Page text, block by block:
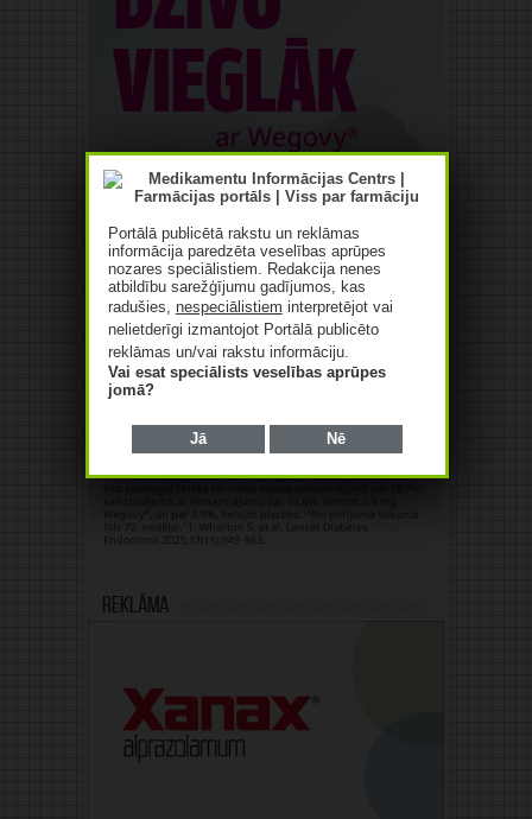
Reklāma
Portālā publicētā rakstu un reklāmas
informācija paredzēta veselības aprūpes
nozares speciālistiem. Redakcija nenes
atbildību sarežģījumu gadījumos, kas
radušies, nespeciālistiem interpretējot vai
nelietderīgi izmantojot Portālā publicēto
reklāmas un/vai rakstu informāciju.
Vai esat speciālists veselības aprūpes
jomā?
Jā Nē